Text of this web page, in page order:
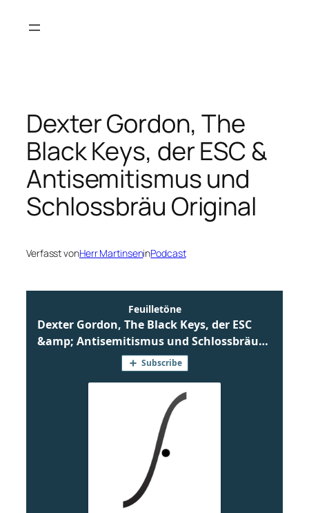
Inhalt
Dexter Gordon, The
Black Keys, der ESC &
Antisemitismus und
Schlossbräu Original
Verfasst vonHerr MartinseninPodcast